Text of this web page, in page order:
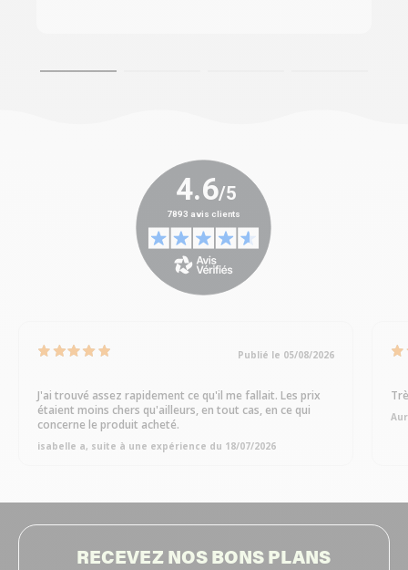
Publié le 05/08/2026
J'ai trouvé assez rapidement ce qu'il me fallait. Les prix
étaient moins chers qu'ailleurs, en tout cas, en ce qui
concerne le produit acheté.
isabelle a, suite à une expérience du 18/07/2026
RECEVEZ NOS BONS PLANS